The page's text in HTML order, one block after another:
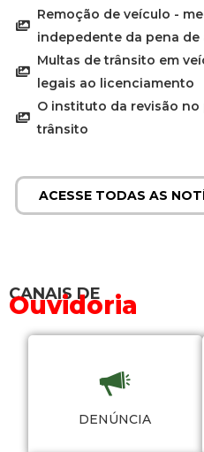
Remoção de veículo -
indepedente da pena de
Multas de trânsito em
legais ao licenciamento
O instituto da revisão
trânsito
ACESSE TODAS AS
CANAIS DE
Ouvidoria
DENÚNCIA